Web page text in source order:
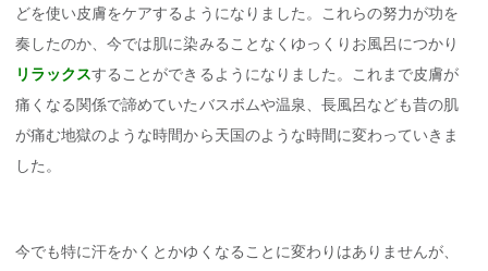
どを使い皮膚をケアするようになりました。これらの努力が功を
奏したのか、今では肌に染みることなくゆっくりお風呂につかり
リラックスすることができるようになりました。これまで皮膚が
痛くなる関係で諦めていたバスボムや温泉、長風呂なども昔の肌
が痛む地獄のような時間から天国のような時間に変わっていきま
した。
今でも特に汗をかくとかゆくなることに変わりはありませんが、